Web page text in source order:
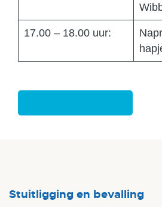
17.00 – 18.00 uur:
Stuitligging en bevalling